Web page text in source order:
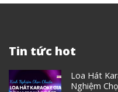
Tin tức hot
Loa Hát
Nghiệm